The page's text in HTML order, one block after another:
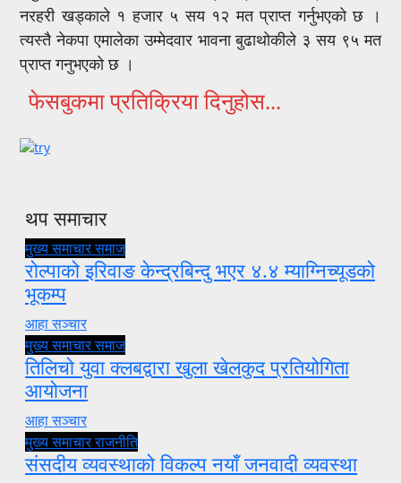
नरहरी खड्काले १ हजार ५ सय १२ मत प्राप्त गर्नुभएको छ ।
त्यस्तै नेकपा एमालेका उम्मेदवार भावना बुढाथोकीले ३ सय ९५ मत
प्राप्त गनुभएको छ ।
फेसबुकमा प्रतिक्रिया दिनुहोस...
थप समाचार
मुख्य समाचारसमाज
रोल्पाको इरिवाङ केन्द्रबिन्दु भएर ४.४ म्याग्निच्यूडको
भूकम्प
आहा सञ्चार
मुख्य समाचारसमाज
तिलिचो युवा क्लबद्वारा खुला खेलकुद प्रतियोगिता
आयोजना
आहा सञ्चार
मुख्य समाचारराजनीति
संसदीय व्यवस्थाको विकल्प नयाँ जनवादी व्यवस्था